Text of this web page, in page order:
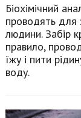
Біохімічний
проводять для
людини. Забір
правило,
їжу і пити
воду.